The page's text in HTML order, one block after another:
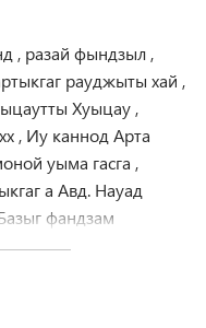
, разай фындзыл ,
рауджыты хай ,
Хуыцау ,
, Иу каннод Арта
уыма гасга ,
а Авд. Науад
фандзам
, Арта кастарты
хайтта